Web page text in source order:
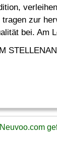
zur
bei. Am